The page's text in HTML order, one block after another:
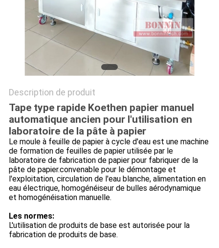
POLICY
Description de produit
Tape type rapide Koethen papier manuel
automatique ancien pour l'utilisation en
laboratoire de la pâte à papier
Le moule à feuille de papier à cycle d'eau est une machine
de formation de feuilles de papier utilisée par le
laboratoire de fabrication de papier pour fabriquer de la
pâte de papier.convenable pour le démontage et
l'exploitation, circulation de l'eau blanche, alimentation en
eau électrique, homogénéiseur de bulles aérodynamique
et homogénéisation manuelle.
Les normes:
L'utilisation de produits de base est autorisée pour la
fabrication de produits de base.